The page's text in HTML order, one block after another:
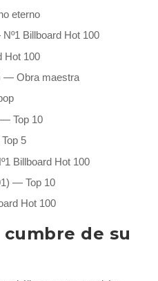
eterno
Billboard Hot 100
Hot 100
— Obra maestra
Top 10
5
Billboard Hot 100
— Top 10
Hot 100
de su